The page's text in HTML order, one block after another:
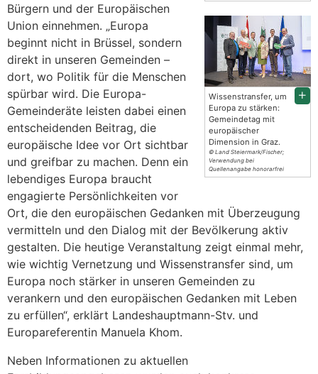
Wissenstransfer, um
Europa zu stärken:
Gemeindetag mit
europäischer
Dimension in Graz.
© Land Steiermark/Fischer;
Verwendung bei
Quellenangabe honorarfrei
Bürgern und der Europäischen
Union einnehmen. „Europa
beginnt nicht in Brüssel, sondern
direkt in unseren Gemeinden –
dort, wo Politik für die Menschen
spürbar wird. Die Europa-
Gemeinderäte leisten dabei einen
entscheidenden Beitrag, die
europäische Idee vor Ort sichtbar
und greifbar zu machen. Denn ein
lebendiges Europa braucht
engagierte Persönlichkeiten vor
Ort, die den europäischen Gedanken mit Überzeugung
vermitteln und den Dialog mit der Bevölkerung aktiv
gestalten. Die heutige Veranstaltung zeigt einmal mehr,
wie wichtig Vernetzung und Wissenstransfer sind, um
Europa noch stärker in unseren Gemeinden zu
verankern und den europäischen Gedanken mit Leben
zu erfüllen“, erklärt Landeshauptmann-Stv. und
Europareferentin Manuela Khom.
Neben Informationen zu aktuellen